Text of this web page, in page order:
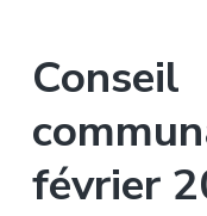
Conseil
février